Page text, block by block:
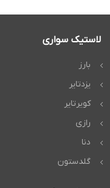
لاستیک سواری
بارز
یزدتایر
کویرتایر
رازی
دنا
گلدستون